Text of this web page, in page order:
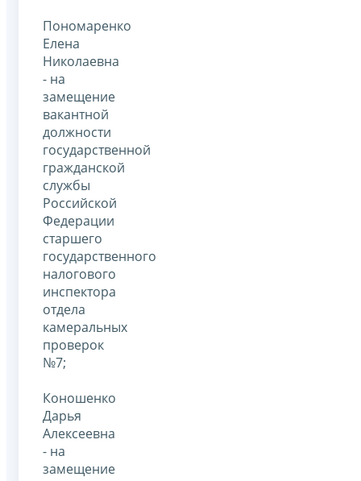
Пономаренко
Елена
Николаевна
- на
замещение
вакантной
должности
государственной
гражданской
службы
Российской
Федерации
старшего
государственного
налогового
инспектора
отдела
камеральных
проверок
№7;
Коношенко
Дарья
Алексеевна
- на
замещение